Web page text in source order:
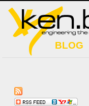
BLOG